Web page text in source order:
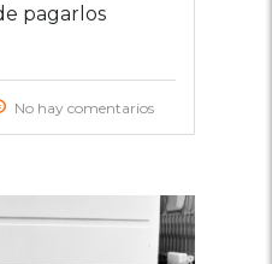
pagarlos
No hay comentarios